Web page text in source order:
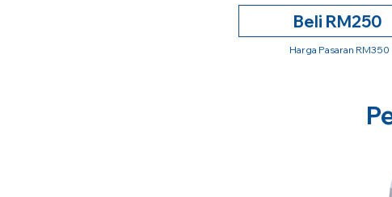
Beli RM250
Harga Pasaran RM350